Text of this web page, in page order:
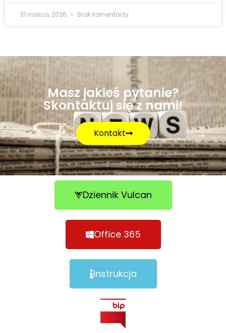
31 marca, 2026 Brak komentarzy
Masz jakieś pytanie?
Skontaktuj się z nami!
Kontakt
Dziennik Vulcan
Office 365
Instrukcja